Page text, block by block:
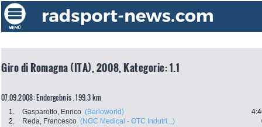
Giro di Romagna (ITA), 2008, Kategorie: 1.1
07.09.2008: Endergebnis , 199.3 km
1. Gasparotto, Enrico (Barloworld)
2.
Reda, Francesco (NGC Medical - OTC Indutri...)